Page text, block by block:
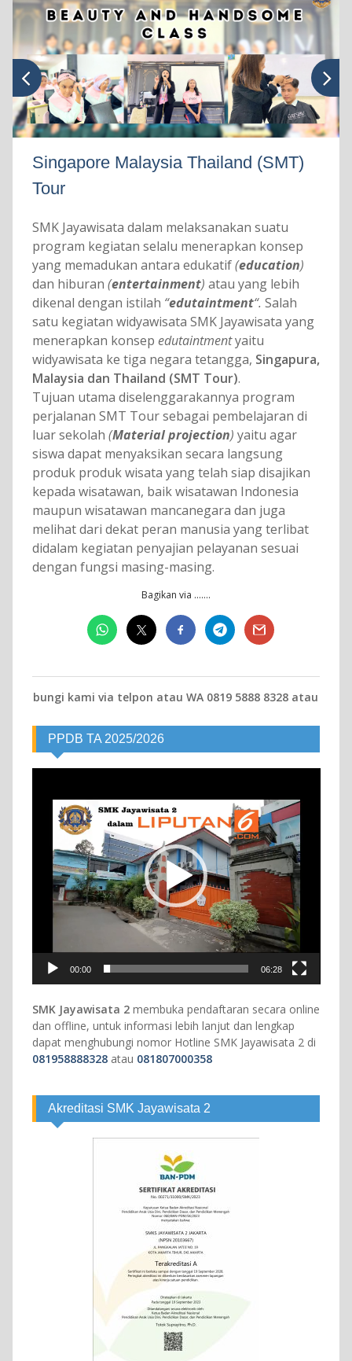
Singapore Malaysia Thailand (SMT)
Tour
SMK Jayawisata dalam melaksanakan suatu
program kegiatan selalu menerapkan konsep
yang memadukan antara edukatif(education)
dan hiburan (entertainment) atau yang lebih
dikenal dengan istilah “edutaintment“. Salah
satu kegiatan widyawisata SMK Jayawisata yang
menerapkan konsep edutaintmentyaitu
widyawisata ke tiga negara tetangga, Singapura,
Malaysia dan Thailand (SMT Tour).
Tujuan utama diselenggarakannya program
perjalanan SMT Tour sebagai pembelajaran di
luar sekolah (Material projection) yaitu agar
siswa dapat menyaksikan secara langsung
produk produk wisata yang telah siap disajikan
kepada wisatawan, baik wisatawan Indonesia
maupun wisatawan mancanegara dan juga
melihat dari dekat peran manusia yang terlibat
didalam kegiatan penyajian pelayanan sesuai
dengan fungsi masing-masing.
Bagikan via …….
kami via telpon atau WA 0819 5888 8328 atau 0818 0 7000
PPDB TA 2025/2026
00:00 06:28
SMK Jayawisata 2membuka pendaftaran secara online
dan offline, untuk informasi lebih lanjut dan lengkap
dapat menghubungi nomor Hotline SMK Jayawisata 2 di
081958888328atau 081807000358
Akreditasi SMK Jayawisata 2